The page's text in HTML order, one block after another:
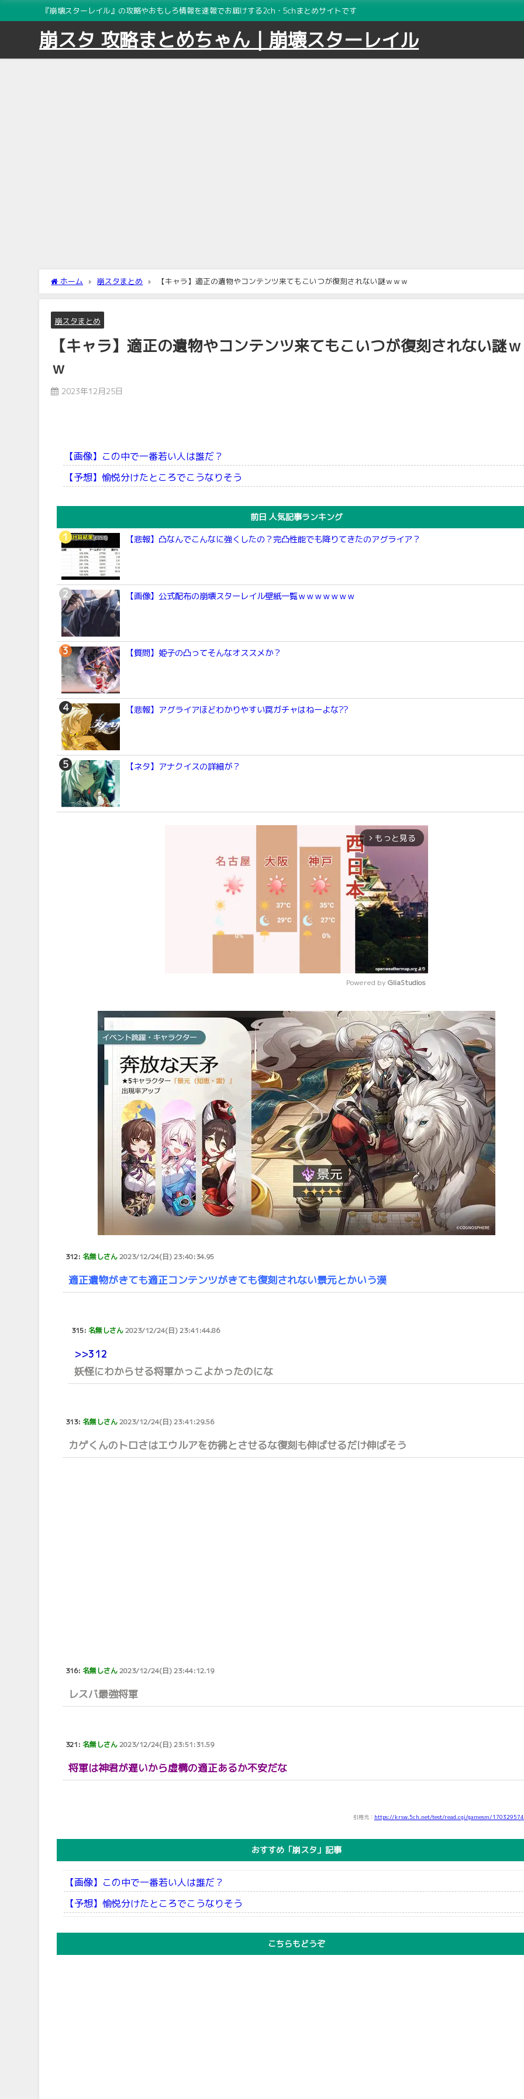
『崩壊スターレイル』の攻略やおもしろ情報を速報でお届けする2ch・5chまとめサイトです
崩スタ 攻略まとめちゃん｜崩壊スターレイル
ホーム 崩スタまとめ 【キャラ】適正の遺物やコンテンツ来てもこいつが復刻されない謎ｗｗｗ
崩スタまとめ
【キャラ】適正の遺物やコンテンツ来てもこいつが復刻されない謎
ｗ
2023年12月25日
【画像】この中で一番若い人は誰だ？
【予想】愉悦分けたところでこうなりそう
前日 人気記事ランキング
【悲報】凸なんでこんなに強くしたの？完凸性能でも降りてきたのアグライア？
【画像】公式配布の崩壊スターレイル壁紙一覧ｗｗｗｗｗｗｗ
【質問】姫子の凸ってそんなオススメか？
【悲報】アグライアほどわかりやすい罠ガチャはねーよな??
【ネタ】アナクイスの詳細が？
arrow_forward_ios もっと見る
Mute
Powered by GliaStudios
312:名無しさん2023/12/24(日) 23:40:34.95
適正遺物がきても適正コンテンツがきても復刻されない景元とかいう漢
315:名無しさん2023/12/24(日) 23:41:44.86
>>312
妖怪にわからせる将軍かっこよかったのにな
313:名無しさん2023/12/24(日) 23:41:29.56
カゲくんのトロさはエウルアを彷彿とさせるな復刻も伸ばせるだけ伸ばそう
316:名無しさん2023/12/24(日) 23:44:12.19
レスバ最強将軍
321:名無しさん2023/12/24(日) 23:51:31.59
将軍は神君が遅いから虚構の適正あるか不安だな
引用元： https://krsw.5ch.net/test/read.cgi/gamesm/
おすすめ「崩スタ」記事
【画像】この中で一番若い人は誰だ？
【予想】愉悦分けたところでこうなりそう
こちらもどうぞ